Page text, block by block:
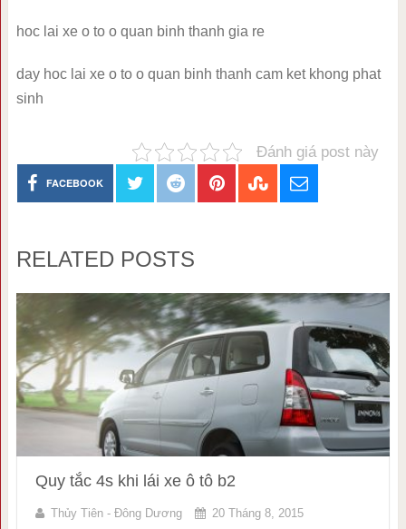
hoc lai xe o to o quan binh thanh gia re
day hoc lai xe o to o quan binh thanh cam ket khong phat
sinh
Đánh giá post này
FACEBOOK
RELATED POSTS
Quy tắc 4s khi lái xe ô tô b2
Thủy Tiên - Đông Dương 20 Tháng 8, 2015